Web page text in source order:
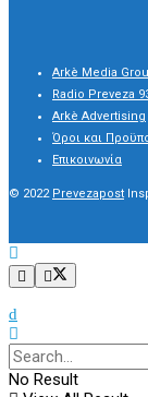
Arkè Media
Radio Preveza
Arkè Advertising
Όροι και
Επικοινωνία
© 2022 Prevezapost
No Result